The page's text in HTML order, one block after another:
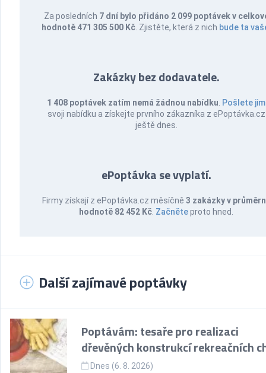
Za posledních 7 dní bylo přidáno 2 099 poptávek v
hodnotě 471 305 500 Kč . Zjistěte, která z nich bude ta
Zakázky bez dodavatele.
1 408 poptávek zatím nemá žádnou nabídku Pošlete jim
svoji nabídku a získejte prvního zákazníka z ePoptávka.cz
ještě dnes.
ePoptávka se vyplatí.
Firmy získají z ePoptávka.cz měsíčně 3 zakázky v
hodnotě 82 452 Kč Začněteproto hned.
Další zajímavé poptávky
Poptávám: tesaře pro realizaci
dřevěných konstrukcí rekreačních
Dnes (6. 8. 2026)